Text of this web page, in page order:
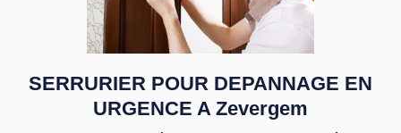
SERRURIER POUR DEPANNAGE EN
URGENCE A Zevergem